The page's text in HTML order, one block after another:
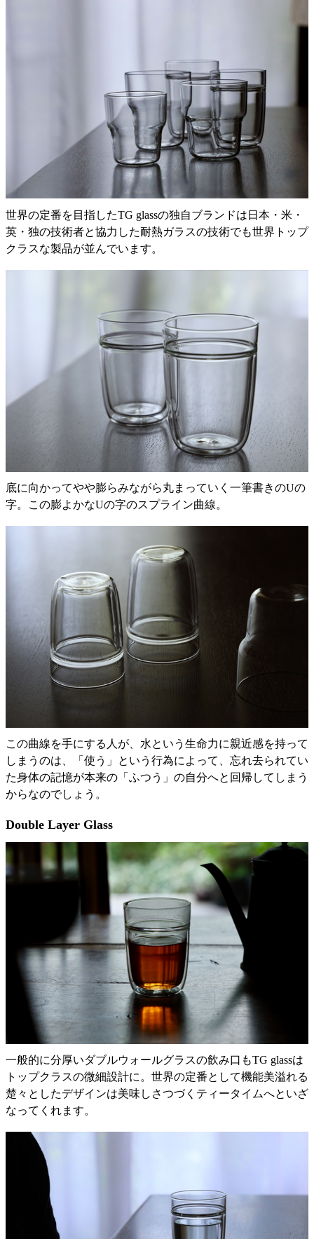
世界の定番を目指したTG glassの独自ブランドは日本・米・
英・独の技術者と協力した耐熱ガラスの技術でも世界トップ
クラスな製品が並んでいます。
底に向かってやや膨らみながら丸まっていく一筆書きのUの
字。この膨よかなUの字のスプライン曲線。
この曲線を手にする人が、水という生命力に親近感を持って
しまうのは、「使う」という行為によって、忘れ去られてい
た身体の記憶が本来の「ふつう」の自分へと回帰してしまう
からなのでしょう。
Double Layer Glass
一般的に分厚いダブルウォールグラスの飲み口もTG glassは
トップクラスの微細設計に。世界の定番として機能美溢れる
楚々としたデザインは美味しさつづくティータイムへといざ
なってくれます。